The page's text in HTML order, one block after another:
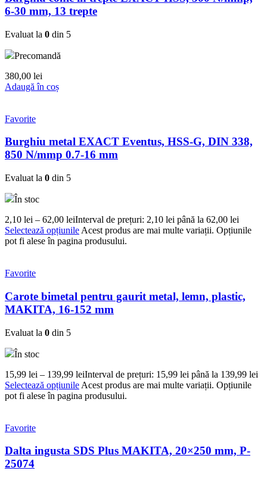
6-30 mm, 13 trepte
Evaluat la 0 din 5
Precomandă
380,00 lei
Adaugă în coș
Favorite
Burghiu metal EXACT Eventus, HSS-G, DIN 338,
850 N/mmp 0.7-16 mm
Evaluat la 0 din 5
În stoc
2,10 lei – 62,00 leiInterval de prețuri: 2,10 lei până la 62,00 lei
Selectează opțiunile Acest produs are mai multe variații. Opțiunile
pot fi alese în pagina produsului.
Favorite
Carote bimetal pentru gaurit metal, lemn, plastic,
MAKITA, 16-152 mm
Evaluat la 0 din 5
În stoc
15,99 lei – 139,99 leiInterval de prețuri: 15,99 lei până la 139,99 lei
Selectează opțiunile Acest produs are mai multe variații. Opțiunile
pot fi alese în pagina produsului.
Favorite
Dalta ingusta SDS Plus MAKITA, 20×250 mm, P-
25074